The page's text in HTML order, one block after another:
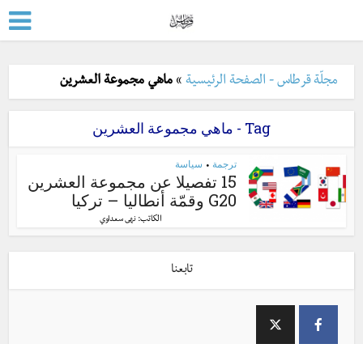
مجلّة قرطاس - الصفحة الرئيسية »ماهي مجموعة العشرين
Tag - ماهي مجموعة العشرين
ترجمة • سياسة
15 تفصيلا عن مجموعة العشرين
G20 وقمّة أنطاليا – تركيا
الكاتب: نهى سعداوي
تابعنا